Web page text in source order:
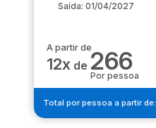
Saída: 01/04/2027
A partir de
12x de 266
Por pessoa
Total por pessoa a partir de: